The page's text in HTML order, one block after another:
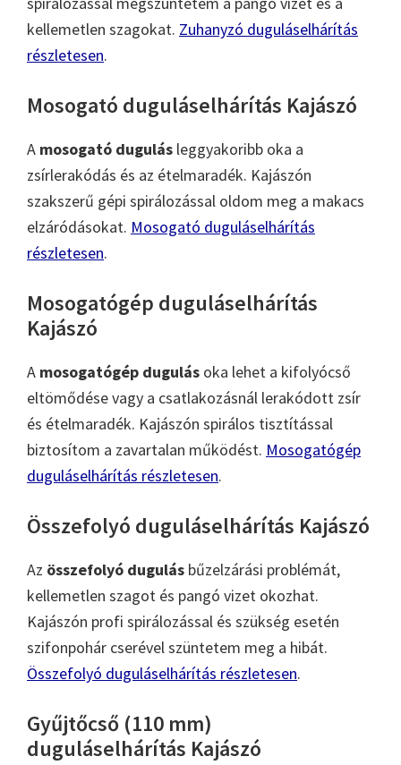
kellemetlen szagokat. Zuhanyzó duguláselhárítás
részletesen.
Mosogató duguláselhárítás Kajászó
A mosogató dugulás leggyakoribb oka a
zsírlerakódás és az ételmaradék. Kajászón
szakszerű gépi spirálozással oldom meg a makacs
elzáródásokat. Mosogató duguláselhárítás
részletesen.
Mosogatógép duguláselhárítás
Kajászó
A mosogatógép dugulás oka lehet a kifolyócső
eltömődése vagy a csatlakozásnál lerakódott zsír
és ételmaradék. Kajászón spirálos tisztítással
biztosítom a zavartalan működést. Mosogatógép
duguláselhárítás részletesen.
Összefolyó duguláselhárítás Kajászó
Az összefolyó dugulás bűzelzárási problémát,
kellemetlen szagot és pangó vizet okozhat.
Kajászón profi spirálozással és szükség esetén
szifonpohár cserével szüntetem meg a hibát.
Összefolyó duguláselhárítás részletesen.
Gyűjtőcső (110 mm)
duguláselhárítás Kajászó